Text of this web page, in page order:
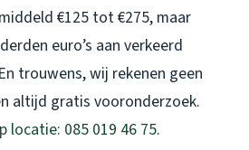
€125 tot €275, maar
euro’s aan verkeerd
trouwens, wij rekenen geen
altijd gratis vooronderzoek.
locatie: 085 019 46 75.